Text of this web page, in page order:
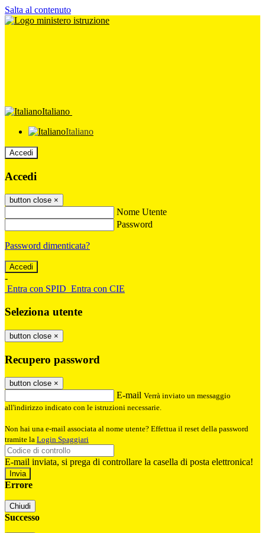
Salta al contenuto
Italiano
Italiano
Accedi
Accedi
button close ×
Nome Utente
Password
Password dimenticata?
-
Entra con SPID Entra con CIE
Seleziona utente
button close ×
Recupero password
button close ×
E-mail Verrà inviato un messaggio
all'indirizzo indicato con le istruzioni necessarie.
Non hai una e-mail associata al nome utente? Effettua il reset della password
tramite la Login Spaggiari
E-mail inviata, si prega di controllare la casella di posta elettronica!
Errore
Chiudi
Successo